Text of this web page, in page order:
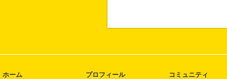
ホーム プロフィール コミュニティ